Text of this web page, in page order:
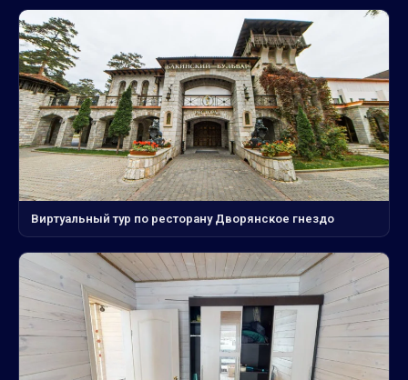
Виртуальный тур по ресторану Дворянское гнездо